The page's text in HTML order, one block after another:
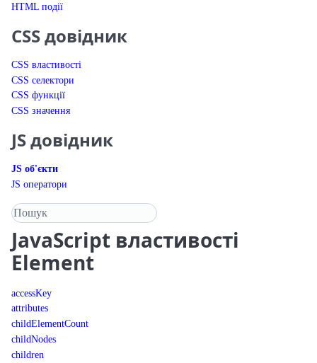
HTML події
CSS довідник
CSS властивості
CSS селектори
CSS функції
CSS значення
JS довідник
JS об'єкти
JS оператори
Пошук у довіднику
JavaScript властивості
Element
accessKey
attributes
childElementCount
childNodes
children